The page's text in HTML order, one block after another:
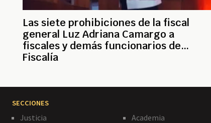
Las siete prohibiciones de la fiscal
general Luz Adriana Camargo a
fiscales y demás funcionarios de
Fiscalía
SECCIONES
Justicia
Academia